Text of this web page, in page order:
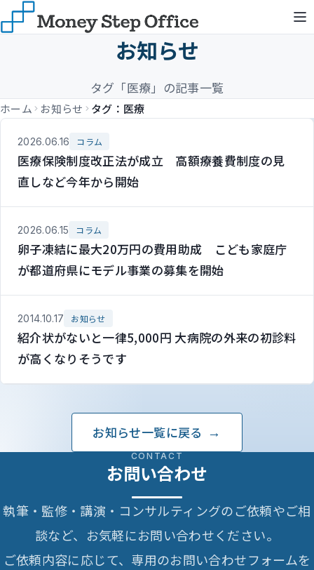
お知らせ
タグ「医療」の記事一覧
ホーム お知らせ タグ：医療
2026.06.16 コラム
医療保険制度改正法が成立 高額療養費制度の見
直しなど今年から開始
2026.06.15 コラム
卵子凍結に最大20万円の費用助成 こども家庭庁
が都道府県にモデル事業の募集を開始
2014.10.17 お知らせ
紹介状がないと一律5,000円 大病院の外来の初診料
が高くなりそうです
お知らせ一覧に戻る
CONTACT
お問い合わせ
執筆・監修・講演・コンサルティングのご依頼やご相
談など、お気軽にお問い合わせください。
ご依頼内容に応じて、専用のお問い合わせフォームを